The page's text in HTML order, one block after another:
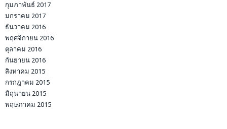
กุมภาพันธ์ 2017
มกราคม 2017
ธันวาคม 2016
พฤศจิกายน 2016
ตุลาคม 2016
กันยายน 2016
สิงหาคม 2015
กรกฎาคม 2015
มิถุนายน 2015
พฤษภาคม 2015